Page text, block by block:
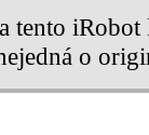
tento
o